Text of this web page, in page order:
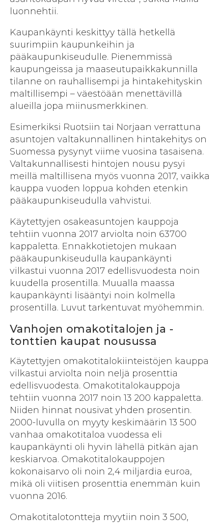
luonnehtii.
Kaupankäynti keskittyy tällä hetkellä
suurimpiin kaupunkeihin ja
pääkaupunkiseudulle. Pienemmissä
kaupungeissa ja maaseutupaikkakunnilla
tilanne on rauhallisempi ja hintakehityskin
maltillisempi – väestöään menettävillä
alueilla jopa miinusmerkkinen.
Esimerkiksi Ruotsiin tai Norjaan verrattuna
asuntojen valtakunnallinen hintakehitys on
Suomessa pysynyt viime vuosina tasaisena.
Valtakunnallisesti hintojen nousu pysyi
meillä maltillisena myös vuonna 2017, vaikka
kauppa vuoden loppua kohden etenkin
pääkaupunkiseudulla vahvistui.
Käytettyjen osakeasuntojen kauppoja
tehtiin vuonna 2017 arviolta noin 63700
kappaletta. Ennakkotietojen mukaan
pääkaupunkiseudulla kaupankäynti
vilkastui vuonna 2017 edellisvuodesta noin
kuudella prosentilla. Muualla maassa
kaupankäynti lisääntyi noin kolmella
prosentilla. Luvut tarkentuvat myöhemmin.
Vanhojen omakotitalojen ja -
tonttien kaupat nousussa
Käytettyjen omakotitalokiinteistöjen kauppa
vilkastui arviolta noin neljä prosenttia
edellisvuodesta. Omakotitalokauppoja
tehtiin vuonna 2017 noin 13 200 kappaletta.
Niiden hinnat nousivat yhden prosentin.
2000-luvulla on myyty keskimäärin 13 500
vanhaa omakotitaloa vuodessa eli
kaupankäynti oli hyvin lähellä pitkän ajan
keskiarvoa. Omakotitalokauppojen
kokonaisarvo oli noin 2,4 miljardia euroa,
mikä oli viitisen prosenttia enemmän kuin
vuonna 2016.
Omakotitalotontteja myytiin noin 3 500,